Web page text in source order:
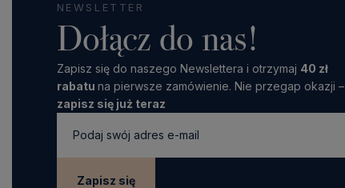
NEWSLETTER
Dołącz do nas!
Zapisz się do naszego Newslettera i otrzymaj 40 zł
rabatu na pierwsze zamówienie. Nie przegap okazji –
zapisz się już teraz
Zapisz się